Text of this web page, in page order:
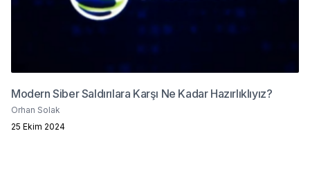
Modern Siber Saldırılara Karşı Ne Kadar Hazırlıklıyız?
Orhan Solak
25 Ekim 2024